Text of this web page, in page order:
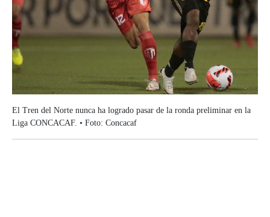
El Tren del Norte nunca ha logrado pasar de la ronda preliminar en la
Liga CONCACAF. • Foto: Concacaf